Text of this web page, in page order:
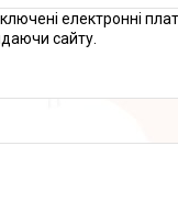
електронні
сайту.